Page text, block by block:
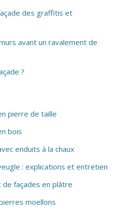
des graffitis et
avant un ravalement de
?
pierre de taille
bois
enduits à la chaux
: explications et entretien
façades en plâtre
moellons